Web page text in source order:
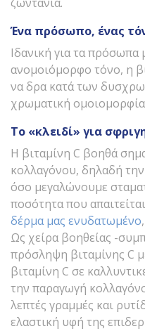
ζωντάνια.
Ένα πρόσωπο, ένας
Ιδανική για τα πρόσωπα
ανομοιόμορφο τόνο, η
να δρα κατά των
χρωματική
Το «κλειδί» για
Η βιταμίνη C βοηθά
κολλαγόνου, δηλαδή
όσο μεγαλώνουμε
ποσότητα που
δέρμα μας ενυδατωμένο
Ως χείρα βοηθείας -
πρόσληψη βιταμίνης C
βιταμίνη C σε
την παραγωγή
λεπτές γραμμές και
ελαστική υφή της